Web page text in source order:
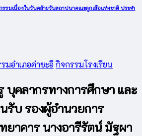
รรมเนื่องในวันคล้ายวันสถาปนาคณะลูกเสือแห่งชาติ ประจำ
มอำเภอคำชะอี กิจกรรมโรงเรียน
บุคลากรทางการศึกษา และ
รับ รองผู้อำนวยการ
ยาคาร นางอารีรัตน์ มัฐผา